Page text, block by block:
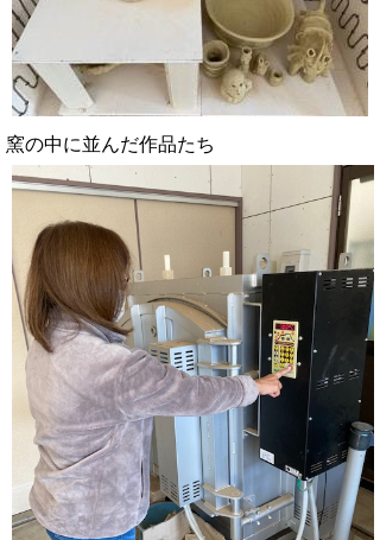
窯の中に並んだ作品たち